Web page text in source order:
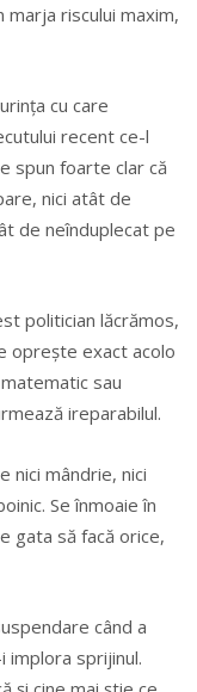
riscului maxim,
cu care
recent ce-l
spun foarte clar că
nici atât de
de neînduplecat pe
politician lăcrămos,
oprește exact acolo
sau
ireparabilul.
nici mândrie, nici
Se înmoaie în
gata să facă orice,
când a
implora sprijinul.